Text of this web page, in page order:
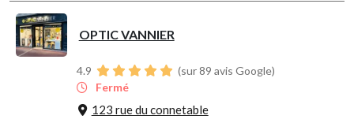
OPTIC VANNIER
4.9
(sur 89 avis Google)
Fermé
123 rue du connetable